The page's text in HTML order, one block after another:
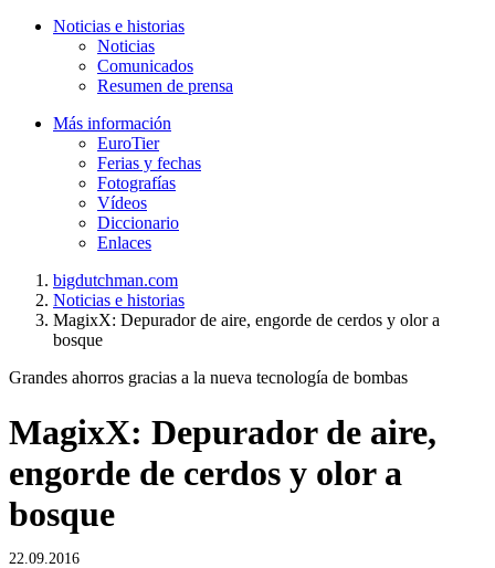
Noticias e historias
Noticias
Comunicados
Resumen de prensa
Más información
EuroTier
Ferias y fechas
Fotografías
Vídeos
Diccionario
Enlaces
bigdutchman.com
Noticias e historias
MagixX: Depurador de aire, engorde de cerdos y olor a
bosque
Grandes ahorros gracias a la nueva tecnología de bombas
MagixX: Depurador de aire,
engorde de cerdos y olor a
bosque
22.09.2016